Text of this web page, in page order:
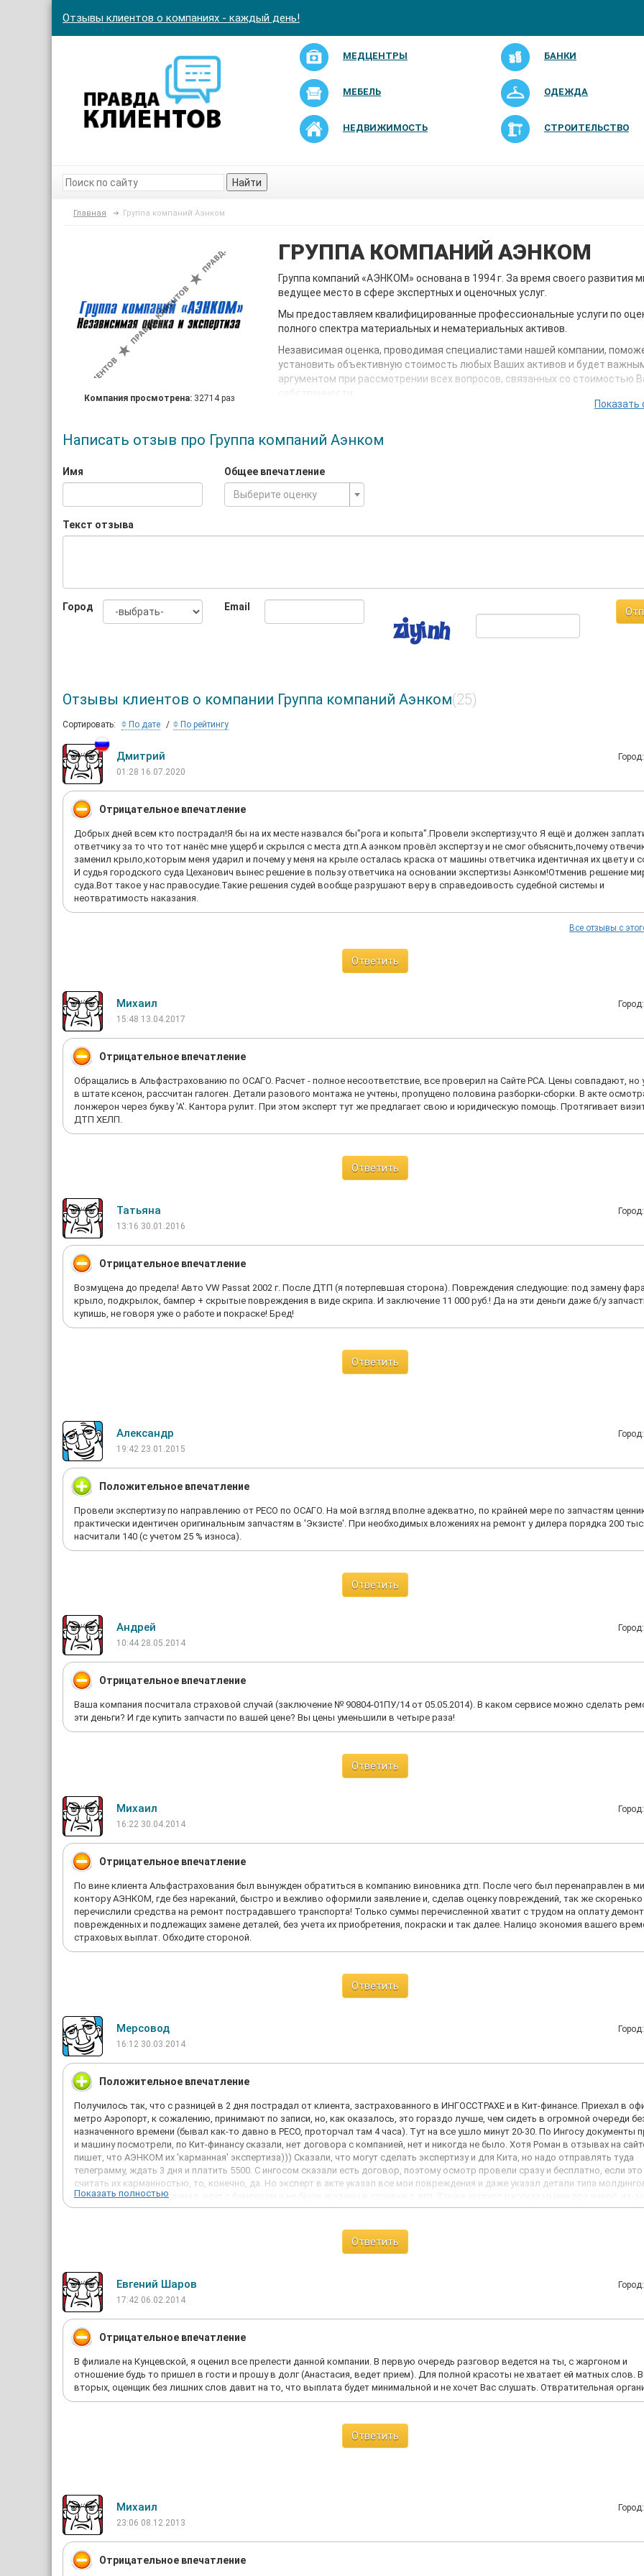
Отзывы клиентов о компаниях - каждый день!
МЕДЦЕНТРЫ БАНКИ
МЕБЕЛЬ ОДЕЖДА
НЕДВИЖИМОСТЬ СТРОИТЕЛЬСТВО
Найти
Главная Группа компаний Аэнком
Компания просмотрена: 32714 раз
ГРУППА КОМПАНИЙ АЭНКОМ
Группа компаний «АЭНКОМ» основана в 1994 г. За время своего развития
ведущее место в сфере экспертных и оценочных услуг.
Мы предоставляем квалифицированные профессиональные услуги по
полного спектра материальных и нематериальных активов.
Независимая оценка, проводимая специалистами нашей компании,
установить объективную стоимость любых Ваших активов и будет
аргументом при рассмотрении всех вопросов, связанных со стоимостью
Нашими постоянными клиентами являются крупнейшие страховые
Показать
Написать отзыв про Группа компаний Аэнком
Имя
Общее впечатление
Выберите оценку
Текст отзыва
Город Email
Отзывы клиентов о компании Группа компаний Аэнком(25)
Сортировать: По дате По рейтингу
Дмитрий
01:28 16.07.2020
Отрицательное впечатление
Добрых дней всем кто пострадал!Я бы на их месте назвался бы"рога и копыта".Провели экспертизу,что Я ещё и должен
ответчику за то что тот нанёс мне ущерб и скрылся с места дтп.А аэнком провёл экспертзу и не смог объяснить,почему
заменил крыло,которым меня ударил и почему у меня на крыле осталась краска от машины ответчика идентичная их цвету и
И судья городского суда Цеханович вынес решение в пользу ответчика на основании экспертизы Аэнком!Отменив решение
суда.Вот такое у нас правосудие.Такие решения судей вообще разрушают веру в справедоивость судебной системы и
неотвратимость наказания.
Все отзывы с
Ответить
Михаил
15:48 13.04.2017
Отрицательное впечатление
Обращались в Альфастрахованию по ОСАГО. Расчет - полное несоответствие, все проверил на Сайте РСА. Цены совпадают, но
в штате ксенон, рассчитан галоген. Детали разового монтажа не учтены, пропущено половина разборки-сборки. В акте
лонжерон через букву 'А'. Кантора рулит. При этом эксперт тут же предлагает свою и юридическую помощь. Протягивает
ДТП ХЕЛП.
Ответить
Татьяна
13:16 30.01.2016
Отрицательное впечатление
Возмущена до предела! Авто VW Passat 2002 г. После ДТП (я потерпевшая сторона). Повреждения следующие: под замену
крыло, подкрылок, бампер + скрытые повреждения в виде скрипа. И заключение 11 000 руб.! Да на эти деньги даже б/у
купишь, не говоря уже о работе и покраске! Бред!
Ответить
Александр
19:42 23.01.2015
Положительное впечатление
Провели экспертизу по направлению от РЕСО по ОСАГО. На мой взгляд вполне адекватно, по крайней мере по запчастям
практически идентичен оригинальным запчастям в 'Экзисте'. При необходимых вложениях на ремонт у дилера порядка 200
насчитали 140 (с учетом 25 % износа).
Ответить
Андрей
10:44 28.05.2014
Отрицательное впечатление
Ваша компания посчитала страховой случай (заключение № 90804-01ПУ/14 от 05.05.2014). В каком сервисе можно сделать
эти деньги? И где купить запчасти по вашей цене? Вы цены уменьшили в четыре раза!
Ответить
Михаил
16:22 30.04.2014
Отрицательное впечатление
По вине клиента Альфастрахования был вынужден обратиться в компанию виновника дтп. После чего был перенаправлен в
контору АЭНКОМ, где без нареканий, быстро и вежливо оформили заявление и, сделав оценку повреждений, так же скоренько
перечислили средства на ремонт пострадавшего транспорта! Только суммы перечисленной хватит с трудом на оплату
поврежденных и подлежащих замене деталей, без учета их приобретения, покраски и так далее. Налицо экономия вашего
страховых выплат. Обходите стороной.
Ответить
Мерсовод
16:12 30.03.2014
Положительное впечатление
Получилось так, что с разницей в 2 дня пострадал от клиента, застрахованного в ИНГОССТРАХЕ и в Кит-финансе. Приехал в
метро Аэропорт, к сожалению, принимают по записи, но, как оказалось, это гораздо лучше, чем сидеть в огромной очереди
назначенного времени (бывал как-то давно в РЕСО, проторчал там 4 часа). Тут на все ушло минут 20-30. По Ингосу документы
и машину посмотрели, по Кит-финансу сказали, нет договора с компанией, нет и никогда не было. Хотя Роман в отзывах на
пишет, что АЭНКОМ их 'карманная' экспертиза))) Сказали, что могут сделать экспертизу и для Кита, но надо отправлять туда
телеграмму, ждать 3 дня и платить 5500. С ингосом сказали есть договор, поэтому осмотр провели сразу и бесплатно, если это
считать их карманностью, то, конечно, да. Но эксперт в акте указал все мои повреждения и даже указал детали типа
заглушки, которые, я думал, идут с бампером и не были указаны в справке о дтп. Также эксперт рассказал мне про износ, из-за
которого обычно и не хватает денег на ремонт, также пояснил, что это придумано на уровне правительства, а не страховыми и
сервисе у знакомых. Сейчас вот, подбирая юр. фирму для суда с Кит-финансом, наткнулся на плохие отзывы про Аэнком и даже
удивлен, ведь по их экспертизе для суда сумма даже больше, чем я отдал за ремонт. Ну, правда, у тех же самых моих знакомых.
Показать полностью
Ответить
Евгений Шаров
17:42 06.02.2014
Отрицательное впечатление
В филиале на Кунцевской, я оценил все прелести данной компании. В первую очередь разговор ведется на ты, с жаргоном и
отношение будь то пришел в гости и прошу в долг (Анастасия, ведет прием). Для полной красоты не хватает ей матных слов.
вторых, оценщик без лишних слов давит на то, что выплата будет минимальной и не хочет Вас слушать. Отвратительная
Ответить
Михаил
23:06 08.12.2013
Отрицательное впечатление